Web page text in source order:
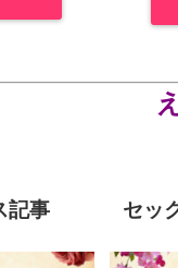
記事 セッ